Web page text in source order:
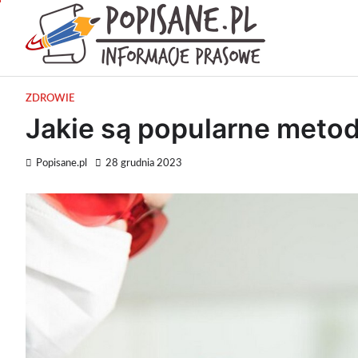
content
ZDROWIE
Jakie są popularne
Popisane.pl 28 grudnia 2023